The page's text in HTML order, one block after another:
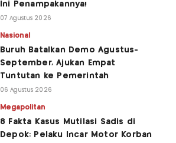
Ini Penampakannya!
07 Agustus 2026
Nasional
Buruh Batalkan Demo Agustus-
September, Ajukan Empat
Tuntutan ke Pemerintah
06 Agustus 2026
Megapolitan
8 Fakta Kasus Mutilasi Sadis di
Depok: Pelaku Incar Motor Korban